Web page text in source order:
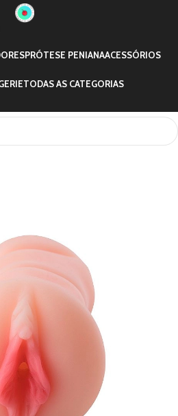
PRÓTESE PENIANAACESSÓRIOS
TODAS AS CATEGORIAS